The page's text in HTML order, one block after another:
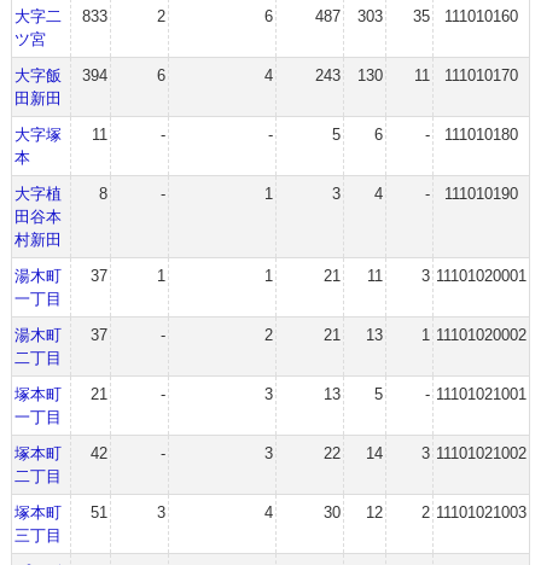
大字二
ツ宮
833 2 6 487 303 35 111010160
大字飯
田新田
394 6 4 243 130 11 111010170
大字塚
本
11 - - 5 6 - 111010180
大字植
田谷本
村新田
8 - 1 3 4 - 111010190
湯木町
一丁目
37 1 1 21 11 3 11101020001
湯木町
二丁目
37 - 2 21 13 1 11101020002
塚本町
一丁目
21 - 3 13 5 - 11101021001
塚本町
二丁目
42 - 3 22 14 3 11101021002
塚本町
三丁目
51 3 4 30 12 2 11101021003